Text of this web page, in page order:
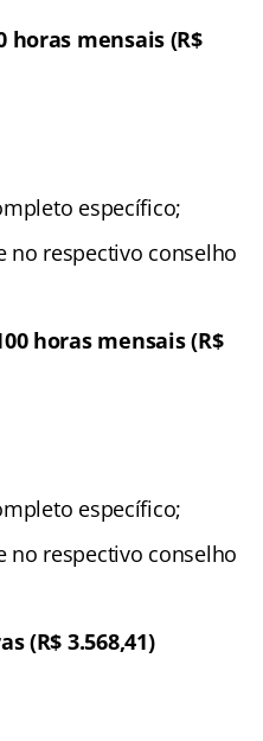
horas mensais (R$
específico;
no respectivo conselho
horas mensais (R$
específico;
no respectivo conselho
(R$ 3.568,41)